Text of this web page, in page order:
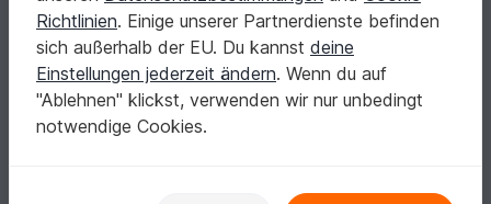
Größe 20 bis 41
Richtlinien. Einige unserer Partnerdienste befinden
sich außerhalb der EU. Du kannst deine
Einstellungen jederzeit ändern. Wenn du auf
"Ablehnen" klickst, verwenden wir nur unbedingt
notwendige Cookies.